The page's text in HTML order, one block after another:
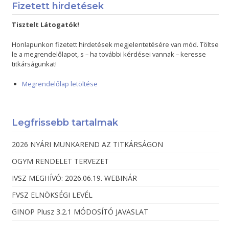
Fizetett hirdetések
Tisztelt Látogatók!
Honlapunkon fizetett hirdetések megjelentetésére van mód. Töltse
le a megrendelőlapot, s – ha további kérdései vannak – keresse
titkárságunkat!
Megrendelőlap letöltése
Legfrissebb tartalmak
2026 NYÁRI MUNKAREND AZ TITKÁRSÁGON
OGYM RENDELET TERVEZET
IVSZ MEGHÍVÓ: 2026.06.19. WEBINÁR
FVSZ ELNÖKSÉGI LEVÉL
GINOP Plusz 3.2.1 MÓDOSÍTÓ JAVASLAT